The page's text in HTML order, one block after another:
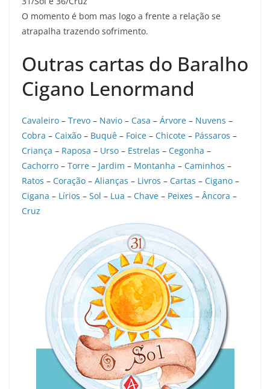
O momento é bom mas logo a frente a relação se
atrapalha trazendo sofrimento.
Outras cartas do Baralho
Cigano Lenormand
Cavaleiro – Trevo – Navio – Casa – Árvore – Nuvens –
Cobra – Caixão – Buquê – Foice – Chicote – Pássaros –
Criança – Raposa – Urso – Estrelas – Cegonha –
Cachorro – Torre – Jardim – Montanha – Caminhos –
Ratos – Coração – Alianças – Livros – Cartas – Cigano –
Cigana – Lírios – Sol – Lua – Chave – Peixes – Âncora –
Cruz